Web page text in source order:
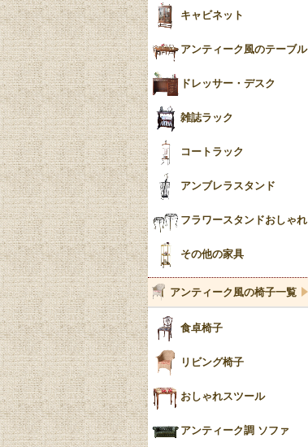
キャビネット
アンティーク風のテーブル
ドレッサー・デスク
雑誌ラック
コートラック
アンブレラスタンド
フラワースタンドおしゃれ
その他の家具
アンティーク風の椅子一覧
食卓椅子
リビング椅子
おしゃれスツール
アンティーク調 ソファ